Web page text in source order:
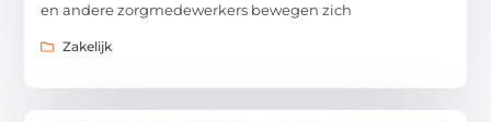
en andere zorgmedewerkers bewegen zich
Zakelijk